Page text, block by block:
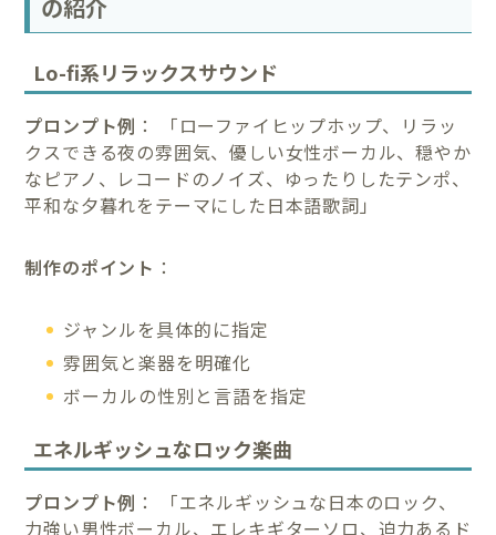
の紹介
Lo-fi系リラックスサウンド
プロンプト例 ： 「ローファイヒップホップ、リラッ
クスできる夜の雰囲気、優しい女性ボーカル、穏やか
なピアノ、レコードのノイズ、ゆったりしたテンポ、
平和な夕暮れをテーマにした日本語歌詞」
制作のポイント ：
ジャンルを具体的に指定
雰囲気と楽器を明確化
ボーカルの性別と言語を指定
エネルギッシュなロック楽曲
プロンプト例 ： 「エネルギッシュな日本のロック、
力強い男性ボーカル、エレキギターソロ、迫力あるド